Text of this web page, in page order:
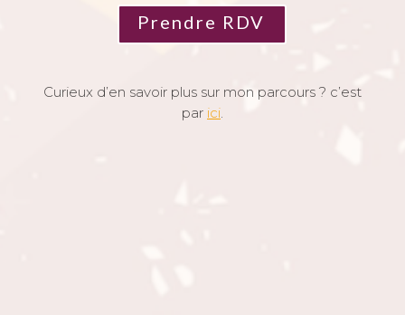
Prendre RDV
Curieux d’en savoir plus sur mon parcours ? c’est
par ici.